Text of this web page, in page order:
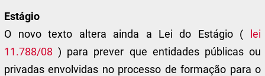
Estágio
O novo texto altera ainda a Lei do Estágio (
lei
11.788/08 ) para prever que entidades públicas ou
privadas envolvidas no processo de formação para o